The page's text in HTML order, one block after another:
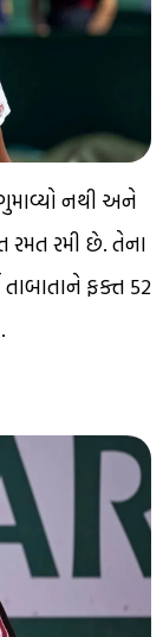
નથી અને
રમી છે. તેના
તાબાતાને ફક્ત 52